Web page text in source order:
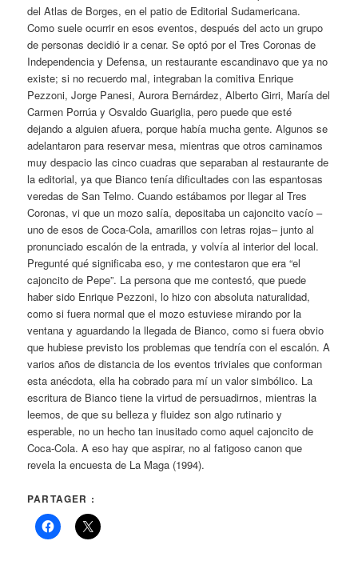
del Atlas de Borges, en el patio de Editorial Sudamericana.
Como suele ocurrir en esos eventos, después del acto un grupo
de personas decidió ir a cenar. Se optó por el Tres Coronas de
Independencia y Defensa, un restaurante escandinavo que ya no
existe; si no recuerdo mal, integraban la comitiva Enrique
Pezzoni, Jorge Panesi, Aurora Bernárdez, Alberto Girri, María del
Carmen Porrúa y Osvaldo Guariglia, pero puede que esté
dejando a alguien afuera, porque había mucha gente. Algunos se
adelantaron para reservar mesa, mientras que otros caminamos
muy despacio las cinco cuadras que separaban al restaurante de
la editorial, ya que Bianco tenía dificultades con las espantosas
veredas de San Telmo. Cuando estábamos por llegar al Tres
Coronas, vi que un mozo salía, depositaba un cajoncito vacío –
uno de esos de Coca-Cola, amarillos con letras rojas– junto al
pronunciado escalón de la entrada, y volvía al interior del local.
Pregunté qué significaba eso, y me contestaron que era “el
cajoncito de Pepe”. La persona que me contestó, que puede
haber sido Enrique Pezzoni, lo hizo con absoluta naturalidad,
como si fuera normal que el mozo estuviese mirando por la
ventana y aguardando la llegada de Bianco, como si fuera obvio
que hubiese previsto los problemas que tendría con el escalón. A
varios años de distancia de los eventos triviales que conforman
esta anécdota, ella ha cobrado para mí un valor simbólico. La
escritura de Bianco tiene la virtud de persuadirnos, mientras la
leemos, de que su belleza y fluidez son algo rutinario y
esperable, no un hecho tan inusitado como aquel cajoncito de
Coca-Cola. A eso hay que aspirar, no al fatigoso canon que
revela la encuesta de La Maga (1994).
PARTAGER :